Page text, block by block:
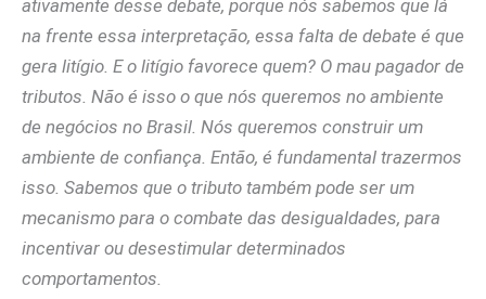
ativamente desse debate, porque nós sabemos que lá
na frente essa interpretação, essa falta de debate é que
gera litígio. E o litígio favorece quem? O mau pagador de
tributos. Não é isso o que nós queremos no ambiente
de negócios no Brasil. Nós queremos construir um
ambiente de confiança. Então, é fundamental trazermos
isso. Sabemos que o tributo também pode ser um
mecanismo para o combate das desigualdades, para
incentivar ou desestimular determinados
comportamentos.